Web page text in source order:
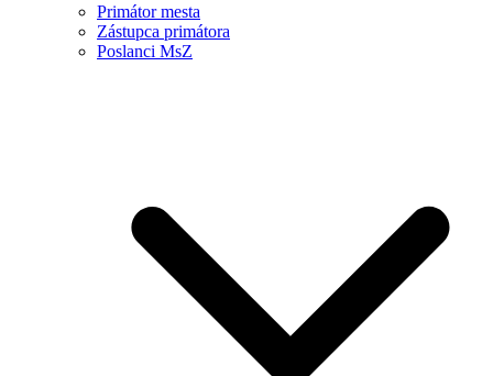
Primátor mesta
Zástupca primátora
Poslanci MsZ